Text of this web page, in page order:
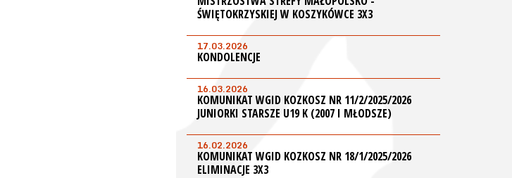
ŚWIĘTOKRZYSKIEJ W KOSZYKÓWCE 3X3
17.03.2026
KONDOLENCJE
16.03.2026
KOMUNIKAT WGID KOZKOSZ NR 11/2/2025/2026
JUNIORKI STARSZE U19 K (2007 I MŁODSZE)
16.02.2026
KOMUNIKAT WGID KOZKOSZ NR 18/1/2025/2026
ELIMINACJE 3X3